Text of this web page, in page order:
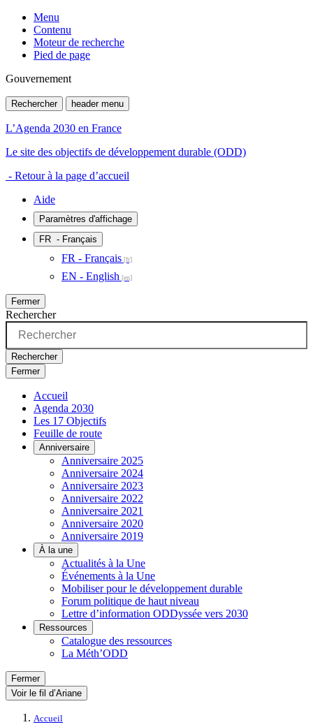
Menu
Contenu
Moteur de recherche
Pied de page
Gouvernement
Rechercher header menu
L’Agenda 2030 en France
Le site des objectifs de développement durable (ODD)
- Retour à la page d’accueil
Aide
Paramètres d'affichage
FR - Français
FR - Français
EN - English
Fermer
Rechercher
Rechercher
Fermer
Accueil
Agenda 2030
Les 17 Objectifs
Feuille de route
Anniversaire
Anniversaire 2025
Anniversaire 2024
Anniversaire 2023
Anniversaire 2022
Anniversaire 2021
Anniversaire 2020
Anniversaire 2019
À la une
Actualités à la Une
Événements à la Une
Mobiliser pour le développement durable
Forum politique de haut niveau
Lettre d’information ODDyssée vers 2030
Ressources
Catalogue des ressources
La Méth’ODD
Fermer
Voir le fil d’Ariane
Accueil